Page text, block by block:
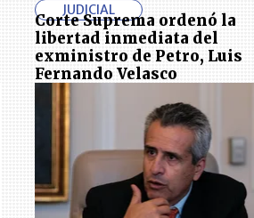
JUDICIAL
Corte Suprema ordenó la
libertad inmediata del
exministro de Petro, Luis
Fernando Velasco